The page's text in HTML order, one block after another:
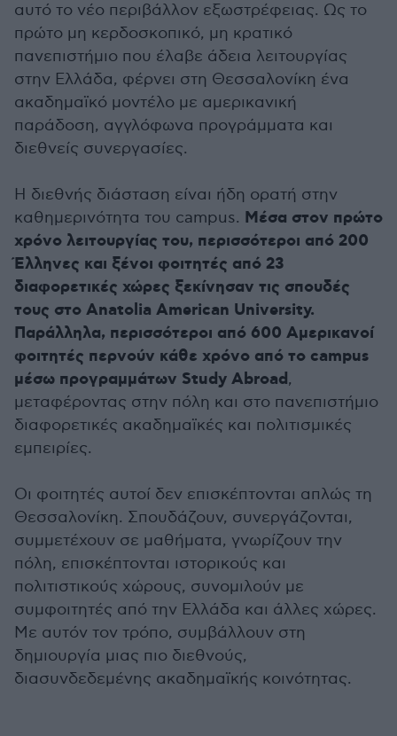
αυτό το νέο περιβάλλον εξωστρέφειας. Ως το
πρώτο μη κερδοσκοπικό, μη κρατικό
πανεπιστήμιο που έλαβε άδεια λειτουργίας
στην Ελλάδα, φέρνει στη Θεσσαλονίκη ένα
ακαδημαϊκό μοντέλο με αμερικανική
παράδοση, αγγλόφωνα προγράμματα και
διεθνείς συνεργασίες.
Η διεθνής διάσταση είναι ήδη ορατή στην
καθημερινότητα του campus. Μέσα στον πρώτο
χρόνο λειτουργίας του, περισσότεροι από 200
Έλληνες και ξένοι φοιτητές από 23
διαφορετικές χώρες ξεκίνησαν τις σπουδές
τους στο Anatolia American University.
Παράλληλα, περισσότεροι από 600 Αμερικανοί
φοιτητές περνούν κάθε χρόνο από το campus
μέσω προγραμμάτων Study Abroad,
μεταφέροντας στην πόλη και στο πανεπιστήμιο
διαφορετικές ακαδημαϊκές και πολιτισμικές
εμπειρίες.
Οι φοιτητές αυτοί δεν επισκέπτονται απλώς τη
Θεσσαλονίκη. Σπουδάζουν, συνεργάζονται,
συμμετέχουν σε μαθήματα, γνωρίζουν την
πόλη, επισκέπτονται ιστορικούς και
πολιτιστικούς χώρους, συνομιλούν με
συμφοιτητές από την Ελλάδα και άλλες χώρες.
Με αυτόν τον τρόπο, συμβάλλουν στη
δημιουργία μιας πιο διεθνούς,
διασυνδεδεμένης ακαδημαϊκής κοινότητας.